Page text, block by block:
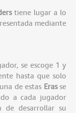
tiene lugar a lo
mediante
se escoge 1 y
hasta que solo
de estas Erasse
a cada jugador
desarrollar su